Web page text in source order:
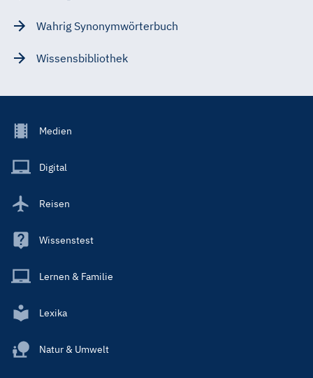
Wahrig Synonymwörterbuch
Wissensbibliothek
Footer
Main
Medien
Digital
Reisen
Wissenstest
Lernen & Familie
Lexika
Natur & Umwelt